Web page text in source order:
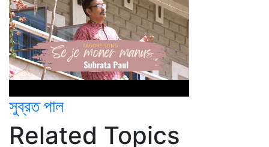
সুব্রত পাল
Related Topics